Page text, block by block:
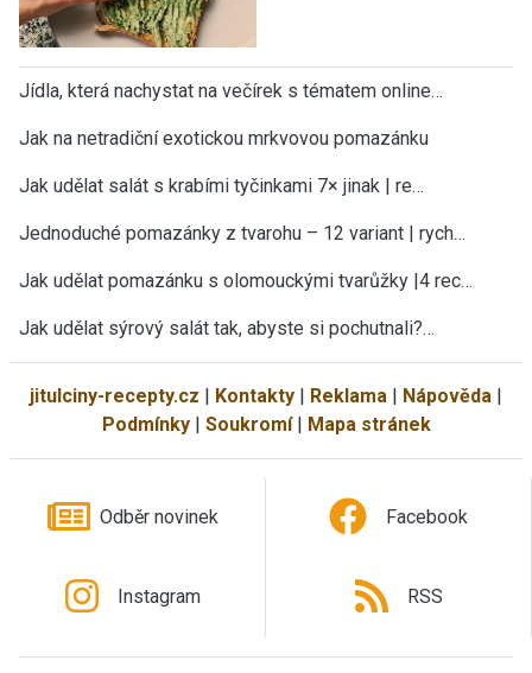
Jídla, která nachystat na večírek s tématem online…
Jak na netradiční exotickou mrkvovou pomazánku
Jak udělat salát s krabími tyčinkami 7× jinak | re…
Jednoduché pomazánky z tvarohu – 12 variant | rych…
Jak udělat pomazánku s olomouckými tvarůžky |4 rec…
Jak udělat sýrový salát tak, abyste si pochutnali?…
jitulciny-recepty.cz | Kontakty | Reklama | Nápověda |
Podmínky| Soukromí| Mapa stránek
Odběr novinek Facebook
Instagram RSS